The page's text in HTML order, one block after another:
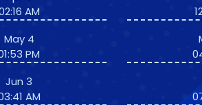
AM
May 4
PM
Jun 3
AM